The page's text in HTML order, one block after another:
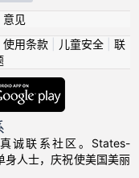
意见
使用条款| 儿童安全| 联
诚联系社区。States-
人士，庆祝使美国美丽